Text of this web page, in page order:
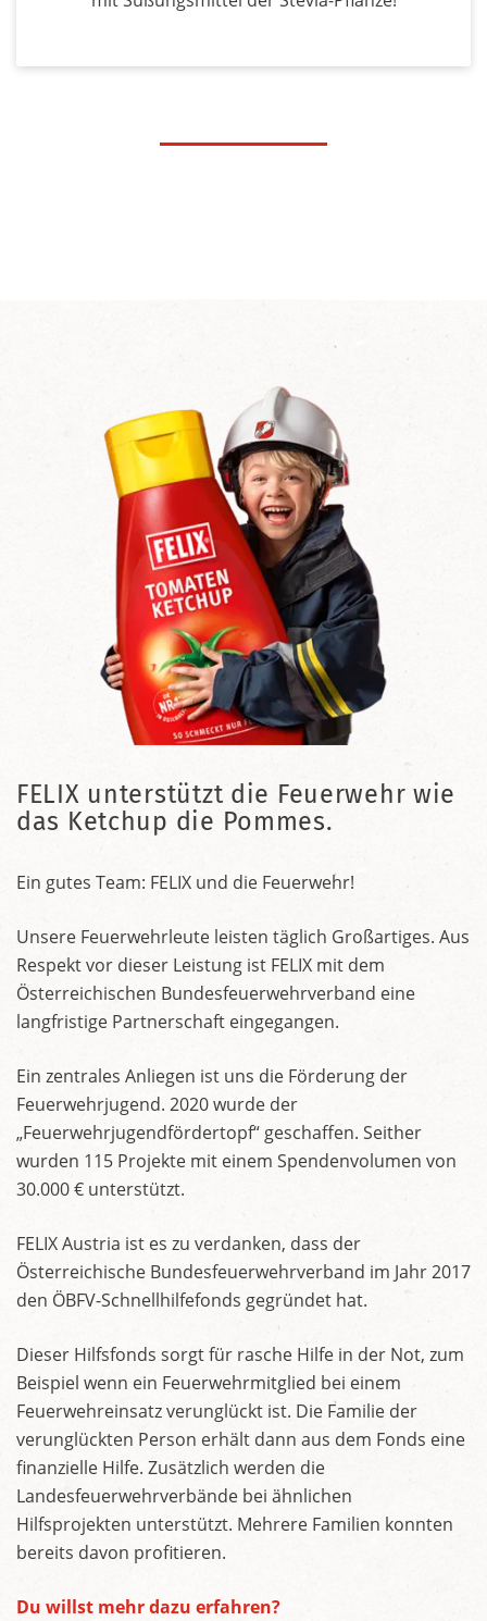
FELIX unterstützt die Feuerwehr wie
das Ketchup die Pommes.
Ein gutes Team: FELIX und die Feuerwehr!
Unsere Feuerwehrleute leisten täglich Großartiges. Aus
Respekt vor dieser Leistung ist FELIX mit dem
Österreichischen Bundesfeuerwehrverband eine
langfristige Partnerschaft eingegangen.
Ein zentrales Anliegen ist uns die Förderung der
Feuerwehrjugend. 2020 wurde der
„Feuerwehrjugendfördertopf“ geschaffen. Seither
wurden 115 Projekte mit einem Spendenvolumen von
30.000 € unterstützt.
FELIX Austria ist es zu verdanken, dass der
Österreichische Bundesfeuerwehrverband im Jahr 2017
den ÖBFV-Schnellhilfefonds gegründet hat.
Dieser Hilfsfonds sorgt für rasche Hilfe in der Not, zum
Beispiel wenn ein Feuerwehrmitglied bei einem
Feuerwehreinsatz verunglückt ist. Die Familie der
verunglückten Person erhält dann aus dem Fonds eine
finanzielle Hilfe. Zusätzlich werden die
Landesfeuerwehrverbände bei ähnlichen
Hilfsprojekten unterstützt. Mehrere Familien konnten
bereits davon profitieren.
Du willst mehr dazu erfahren?